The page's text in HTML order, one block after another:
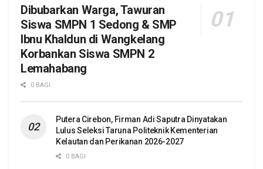
Dibubarkan Warga, Tawuran
Siswa SMPN 1 Sedong & SMP
Ibnu Khaldun di Wangkelang
Korbankan Siswa SMPN 2
Lemahabang
0 BAGI
Putera Cirebon, Firman Adi Saputra Dinyatakan
Lulus Seleksi Taruna Politeknik Kementerian
Kelautan dan Perikanan 2026-2027
0 BAGI